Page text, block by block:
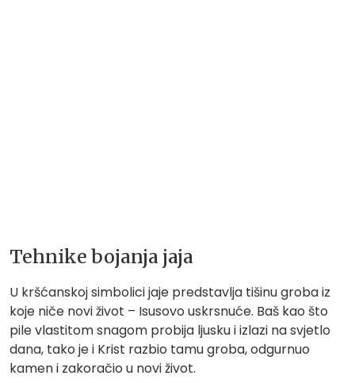
Tehnike bojanja jaja
U kršćanskoj simbolici jaje predstavlja tišinu groba iz
koje niče novi život – Isusovo uskrsnuće. Baš kao što
pile vlastitom snagom probija ljusku i izlazi na svjetlo
dana, tako je i Krist razbio tamu groba, odgurnuo
kamen i zakoračio u novi život.